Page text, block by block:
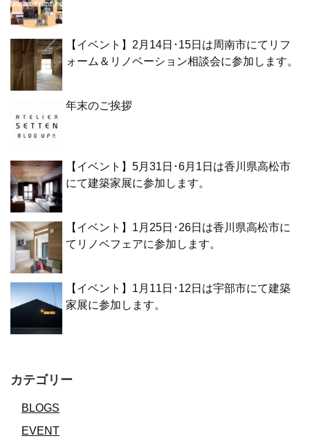
【イベント】2月14日･15日は周南市にてリフ
ォーム＆リノベーション相談会に参加します。
年末のご挨拶
【イベント】5月31日･6月1日は香川県高松市
にて建築家展に参加します。
【イベント】1月25日･26日は香川県高松市に
てリノベフェアに参加します。
【イベント】1月11日･12日は宇部市にて建築
家展に参加します。
カテゴリー
BLOGS
EVENT